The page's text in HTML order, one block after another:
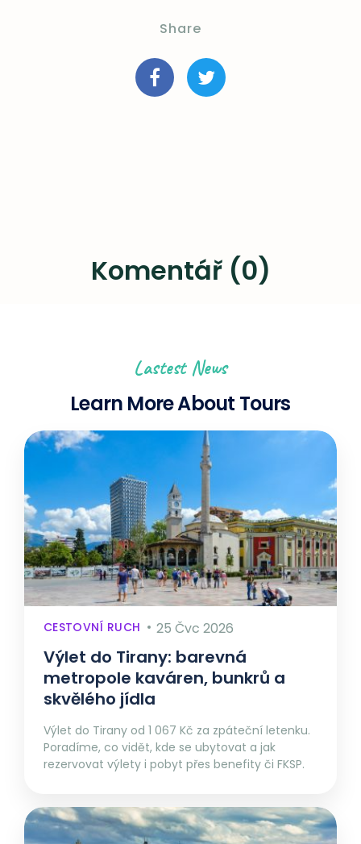
Share
Komentář (0)
Lastest News
Learn More About Tours
CESTOVNÍ RUCH 25 Čvc 2026
Výlet do Tirany: barevná
metropole kaváren, bunkrů a
skvělého jídla
Výlet do Tirany od 1 067 Kč za zpáteční letenku.
Poradíme, co vidět, kde se ubytovat a jak
rezervovat výlety i pobyt přes benefity či FKSP.